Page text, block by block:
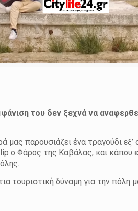
του δεν ξεχνά να
μας παρουσιάζει ένα τραγούδι
ο Φάρος της Καβάλας, και κάπου
τουριστική δύναμη για την πόλη